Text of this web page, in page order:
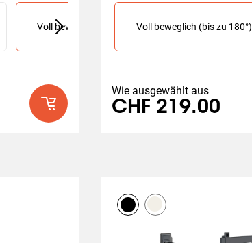
Voll beweglich (bis zu 180°)
Slide 1 of 1
Voll beweglich (bis zu 180°)
Wie ausgewählt aus
CHF 219.00